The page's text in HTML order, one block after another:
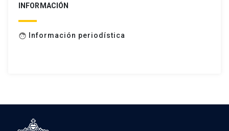
INFORMACIÓN
face Información periodística